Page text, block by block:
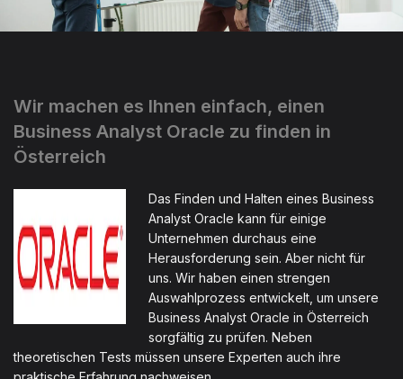
Wir machen es Ihnen einfach, einen
Business Analyst Oracle zu finden in
Österreich
Das Finden und Halten eines Business
Analyst Oracle kann für einige
Unternehmen durchaus eine
Herausforderung sein. Aber nicht für
uns. Wir haben einen strengen
Auswahlprozess entwickelt, um unsere
Business Analyst Oracle in Österreich
sorgfältig zu prüfen. Neben
theoretischen Tests müssen unsere Experten auch ihre